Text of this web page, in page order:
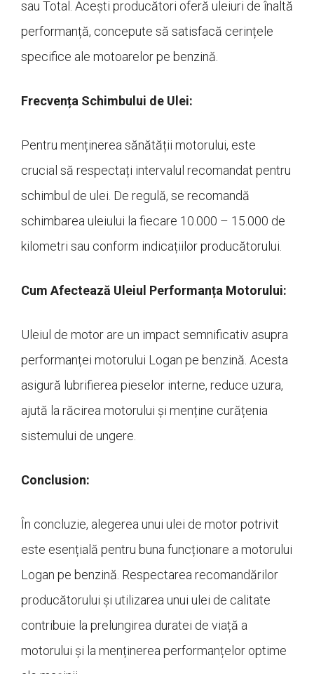
sau Total. Acești producători oferă uleiuri de înaltă
performanță, concepute să satisfacă cerințele
specifice ale motoarelor pe benzină.
Frecvența Schimbului de Ulei:
Pentru menținerea sănătății motorului, este
crucial să respectați intervalul recomandat pentru
schimbul de ulei. De regulă, se recomandă
schimbarea uleiului la fiecare 10.000 – 15.000 de
kilometri sau conform indicațiilor producătorului.
Cum Afectează Uleiul Performanța Motorului:
Uleiul de motor are un impact semnificativ asupra
performanței motorului Logan pe benzină. Acesta
asigură lubrifierea pieselor interne, reduce uzura,
ajută la răcirea motorului și menține curățenia
sistemului de ungere.
Conclusion:
În concluzie, alegerea unui ulei de motor potrivit
este esențială pentru buna funcționare a motorului
Logan pe benzină. Respectarea recomandărilor
producătorului și utilizarea unui ulei de calitate
contribuie la prelungirea duratei de viață a
motorului și la menținerea performanțelor optime